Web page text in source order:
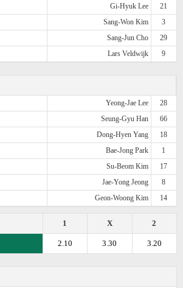
Gi-Hyuk Lee
21
Sang-Won Kim
3
Sang-Jun Cho
29
Lars Veldwijk 9
Yeong-Jae Lee
28
Seung-Gyu Han
66
Dong-Hyen Yang
18
Bae-Jong Park
1
Su-Beom Kim
17
Jae-Yong Jeong
8
Geon-Woong Kim 14
2
X
1
3.20
3.30
2.10